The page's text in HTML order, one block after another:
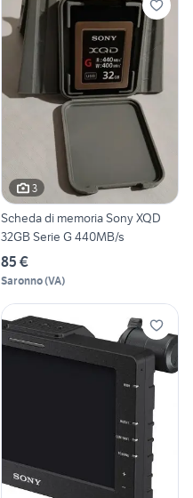
3
Scheda di memoria Sony XQD
32GB Serie G 440MB/s
85 €
Saronno(VA)